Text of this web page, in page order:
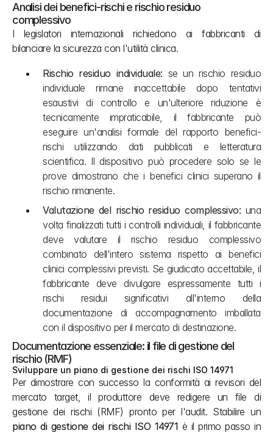
Analisi dei benefici-rischi e rischio residuo
complessivo
I legislatori internazionali richiedono ai fabbricanti di
bilanciare la sicurezza con l'utilità clinica.
Rischio residuo individuale: se un rischio residuo
individuale rimane inaccettabile dopo tentativi
esaustivi di controllo e un'ulteriore riduzione è
tecnicamente impraticabile, il fabbricante può
eseguire un'analisi formale del rapporto benefici-
rischi utilizzando dati pubblicati e letteratura
scientifica. Il dispositivo può procedere solo se le
prove dimostrano che i benefici clinici superano il
rischio rimanente.
Valutazione del rischio residuo complessivo: una
volta finalizzati tutti i controlli individuali, il fabbricante
deve valutare il rischio residuo complessivo
combinato dell'intero sistema rispetto ai benefici
clinici complessivi previsti. Se giudicato accettabile, il
fabbricante deve divulgare espressamente tutti i
rischi residui significativi all'interno della
documentazione di accompagnamento imballata
con il dispositivo per il mercato di destinazione.
Documentazione essenziale: il file di gestione del
rischio (RMF)
Sviluppare un piano di gestione dei rischi ISO 14971
Per dimostrare con successo la conformità ai revisori del
mercato target, il produttore deve redigere un file di
piano di gestione dei rischi ISO 14971 è il primo passo in